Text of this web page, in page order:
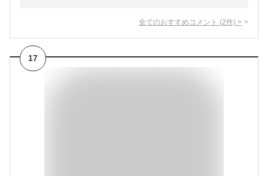
全てのおすすめコメント (2件) >
17